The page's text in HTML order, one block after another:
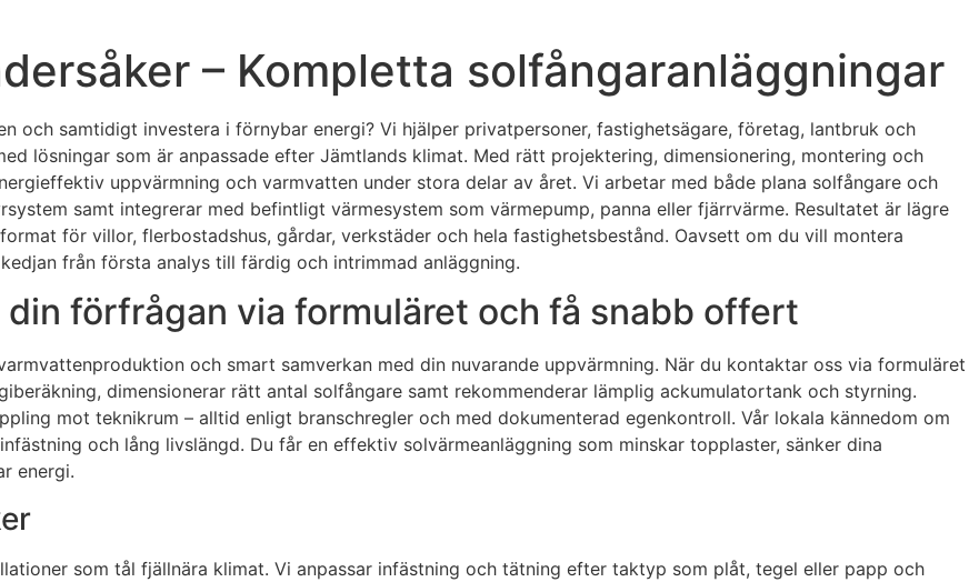
– Kompletta solfångaranläggningar
och samtidigt investera i förnybar energi? Vi hjälper privatpersoner, fastighetsägare, företag, lantbruk och
lösningar som är anpassade efter Jämtlands klimat. Med rätt projektering, dimensionering, montering och
uppvärmning och varmvatten under stora delar av året. Vi arbetar med både plana solfångare och
samt integrerar med befintligt värmesystem som värmepump, panna eller fjärrvärme. Resultatet är lägre
för villor, flerbostadshus, gårdar, verkstäder och hela fastighetsbestånd. Oavsett om du vill montera
från första analys till färdig och intrimmad anläggning.
förfrågan via formuläret och få snabb offert
och smart samverkan med din nuvarande uppvärmning. När du kontaktar oss via formuläret
dimensionerar rätt antal solfångare samt rekommenderar lämplig ackumulatortank och styrning.
mot teknikrum – alltid enligt branschregler och med dokumenterad egenkontroll. Vår lokala kännedom om
och lång livslängd. Du får en effektiv solvärmeanläggning som minskar topplaster, sänker dina
energi.
som tål fjällnära klimat. Vi anpassar infästning och tätning efter taktyp som plåt, tegel eller papp och